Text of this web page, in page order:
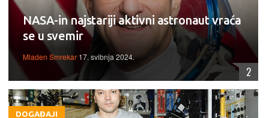
NASA-in najstariji aktivni astronaut vraća
se u svemir
Mladen Smrekar 17. svibnja 2024.
2
DOGAĐAJI